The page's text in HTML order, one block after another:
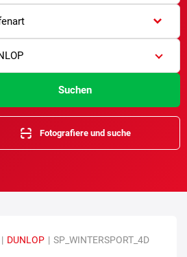
Suchen
Fotografiere und suche
| DUNLOP | SP_WINTERSPORT_4D